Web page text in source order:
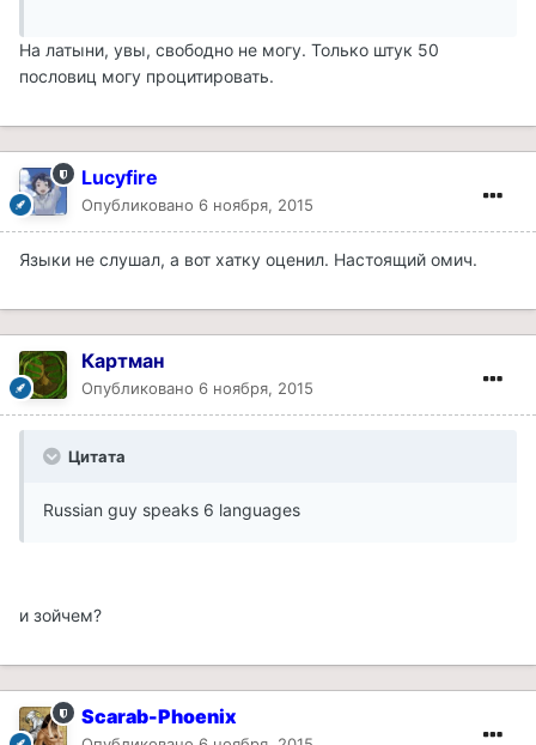
На латыни, увы, свободно не могу. Только штук 50
пословиц могу процитировать.
Lucyfire
Опубликовано 6 ноября, 2015
Языки не слушал, а вот хатку оценил. Настоящий омич.
Картман
Опубликовано 6 ноября, 2015
Цитата
Russian guy speaks 6 languages
и зойчем?
Scarab-Phoenix